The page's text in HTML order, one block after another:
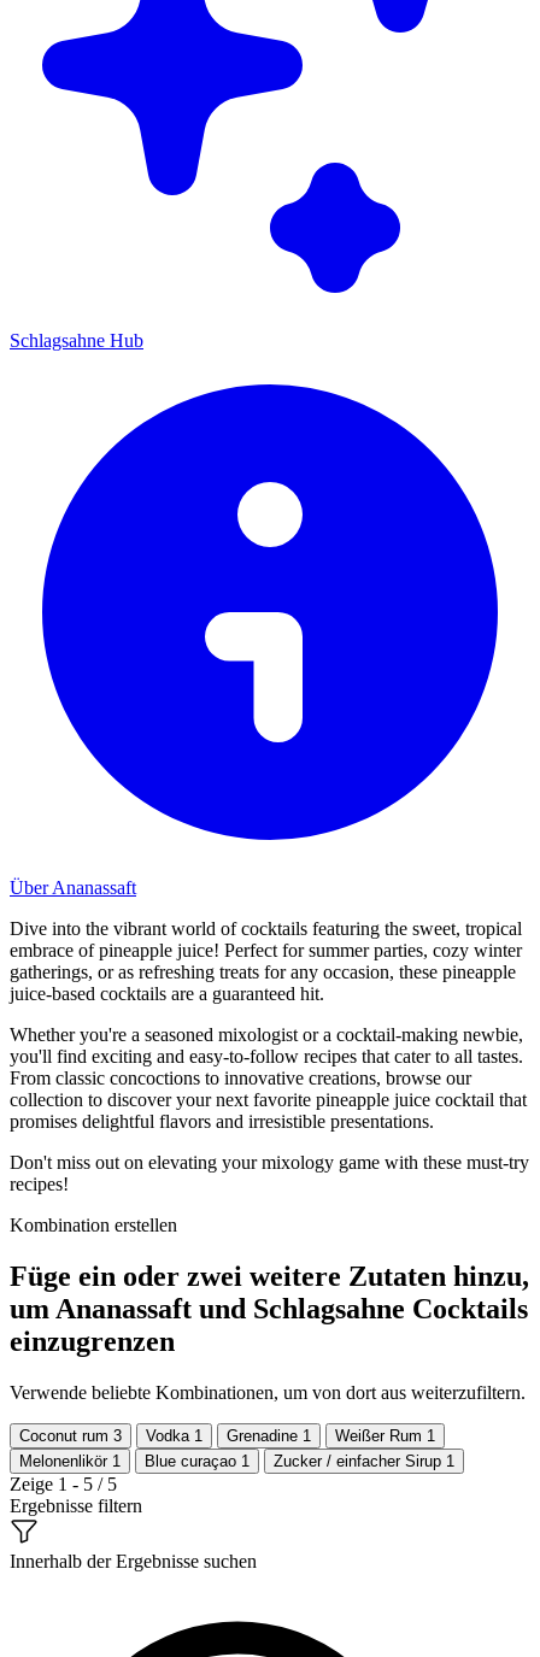
Schlagsahne Hub
Über Ananassaft
Dive into the vibrant world of cocktails featuring the sweet, tropical
embrace of pineapple juice! Perfect for summer parties, cozy winter
gatherings, or as refreshing treats for any occasion, these pineapple
juice-based cocktails are a guaranteed hit.
Whether you're a seasoned mixologist or a cocktail-making newbie,
you'll find exciting and easy-to-follow recipes that cater to all tastes.
From classic concoctions to innovative creations, browse our
collection to discover your next favorite pineapple juice cocktail that
promises delightful flavors and irresistible presentations.
Don't miss out on elevating your mixology game with these must-try
recipes!
Kombination erstellen
Füge ein oder zwei weitere Zutaten hinzu,
um Ananassaft und Schlagsahne Cocktails
einzugrenzen
Verwende beliebte Kombinationen, um von dort aus weiterzufiltern.
Coconut rum 3 Vodka 1 Grenadine 1 Weißer Rum 1
Melonenlikör 1 Blue curaçao 1 Zucker / einfacher Sirup 1
Zeige 1 - 5 / 5
Ergebnisse filtern
Innerhalb der Ergebnisse suchen